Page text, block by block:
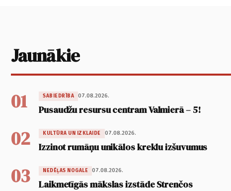
Jaunākie
01 SABIEDRĪBA 07.08.2026.
Pusaudžu resursu centram Valmierā – 5!
02 KULTŪRA UN IZKLAIDE 07.08.2026.
Izzinot rumāņu unikālos kreklu izšuvumus
03 NEDĒĻAS NOGALE 07.08.2026.
Laikmetīgās mākslas izstāde Strenčos